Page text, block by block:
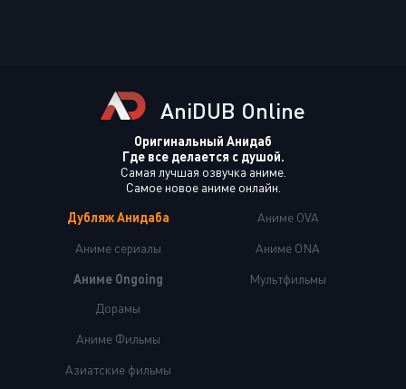
AniDUB Online
Оригинальный Анидаб
Где все делается с душой.
Самая лучшая озвучка аниме.
Самое новое аниме онлайн.
Дубляж Анидаба
Аниме сериалы
Аниме Ongoing
Аниме OVA
Аниме ONA
Мультфильмы
Дорамы
Аниме Фильмы
Азиатские фильмы